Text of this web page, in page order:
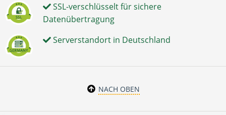
SSL-verschlüsselt für sichere
Datenübertragung
Serverstandort in Deutschland
NACH OBEN